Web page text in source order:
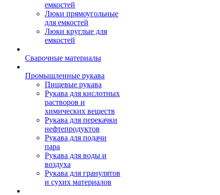
емкостей
Люки прямоугольные
для емкостей
Люки круглые для
емкостей
Сварочные материалы
Промышленные рукава
Пищевые рукава
Рукава для кислотных
растворов и
химических веществ
Рукава для перекачки
нефтепродуктов
Рукава для подачи
пара
Рукава для воды и
воздуха
Рукава для гранулятов
и сухих материалов